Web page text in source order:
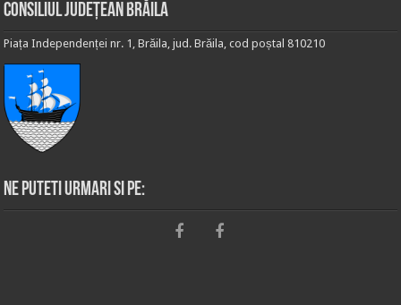
Consiliul Județean Brăila
Piața Independenței nr. 1, Brăila, jud. Brăila, cod poștal 810210
Ne puteti urmari si pe: